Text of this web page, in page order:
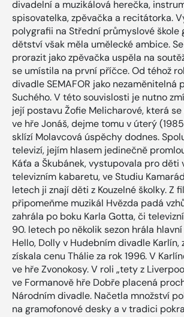
divadelní a muzikálová herečka,
spisovatelka, zpěvačka a recitátorka.
polygrafii na Střední průmyslové škole
dětství však měla umělecké ambice.
prorazit jako zpěvačka uspěla na
se umístila na první příčce. Od téhož
divadle SEMAFOR jako nezaměnitelná
Suchého. V této souvislosti je nutno
její postavu Žofie Melicharové, která
ve hře Jonáš, dejme tomu v úterý
sklízí Molavcová úspěchy dodnes.
televizí, jejím hlasem jedinečně
Káťa a Škubánek, vystupovala pro děti
televizním kabaretu, ve Studiu
letech ji znají děti z Kouzelné školky. Z
připomeňme muzikál Hvězda padá
zahrála po boku Karla Gotta, či
90. letech po několik sezon hrála
Hello, Dolly v Hudebním divadle Karlín,
získala cenu Thálie za rok 1996. V
ve hře Zvonokosy. V roli „tety z
ve Formanově hře Dobře placená
Národním divadle. Načetla množství
na gramofonové desky a v tradici